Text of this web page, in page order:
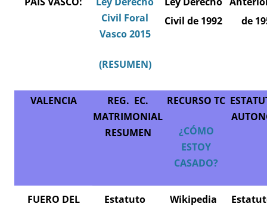
Civil Foral
Vasco 2015
(RESUMEN)
Civil de 1992
de
VALENCIA
REG. EC.
MATRIMONIAL
RESUMEN
RECURSO TC
¿CÓMO
ESTOY
CASADO?
FUERO DEL
Estatuto
Wikipedia